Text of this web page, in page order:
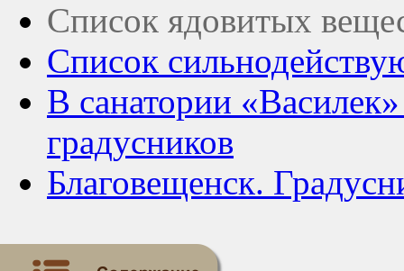
Список ядовитых
Список
В санатории
градусников
Благовещенск.